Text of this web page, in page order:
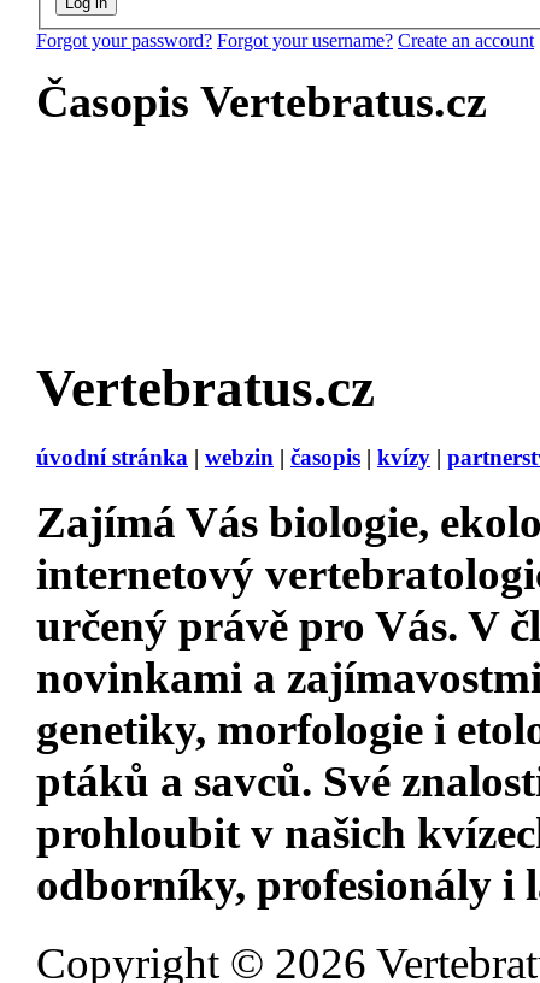
Forgot your password? Forgot your username? Create an account
Časopis Vertebratus.cz
Vertebratus.cz
úvodní stránka | webzin | časopis | kvízy |
Zajímá Vás biologie,
internetový
určený právě pro Vás. V
novinkami a
genetiky, morfologie i
ptáků a savců. Své
prohloubit v našich
odborníky, profesionály i
Copyright © 2026